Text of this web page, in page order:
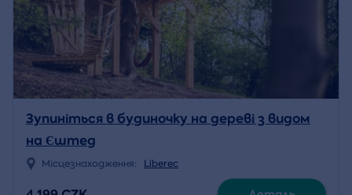
Зупиніться в будиночку на дереві з видом
на Єштед
Місцезнаходження: Liberec